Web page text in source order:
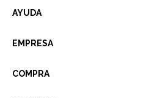
AYUDA
EMPRESA
COMPRA